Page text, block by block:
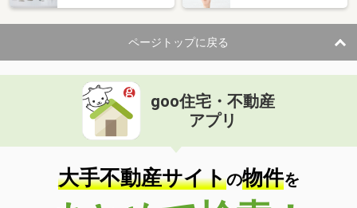
ページトップに戻る
goo住宅・不動産
アプリ
大手不動産サイトの物件を